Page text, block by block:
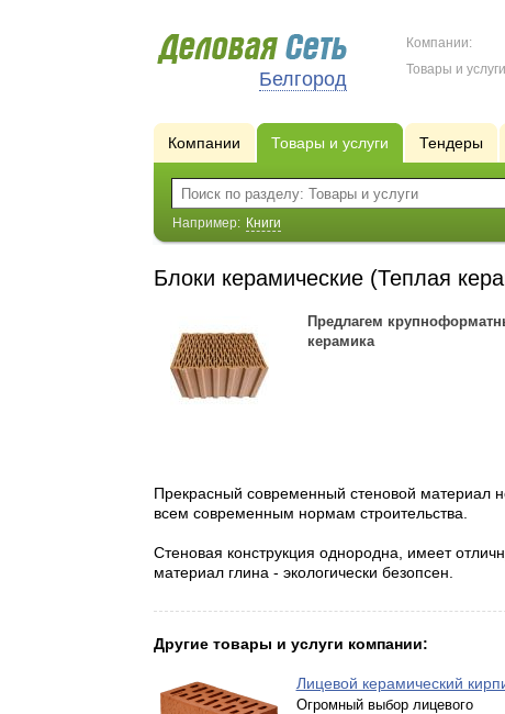
Белгород
Компании:
Товары и
Компании Товары и услуги Тендеры
Например: Книги
Блоки керамические (Теплая
Предлагем
керамика
Прекрасный современный стеновой материал
всем современным нормам строительства.
Стеновая конструкция однородна, имеет
материал глина - экологически безопсен.
Другие товары и услуги компании:
Лицевой керамический
Огромный выбор лицевого